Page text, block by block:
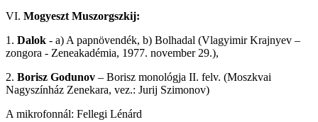
VI. Mogyeszt Muszorgszkij:
1. Dalok - a) A papnövendék, b) Bolhadal (Vlagyimir Krajnyev –
zongora - Zeneakadémia, 1977. november 29.),
2. Borisz Godunov – Borisz monológja II. felv. (Moszkvai
Nagyszínház Zenekara, vez.: Jurij Szimonov)
A mikrofonnál: Fellegi Lénárd